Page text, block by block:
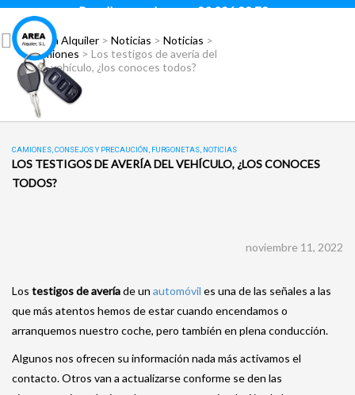
Para llamar pulsar: 93 296 88 78
Área Alquiler> Noticias > Noticias >
Camiones >Los testigos de avería del
vehículo, ¿los conoces todos?
CAMIONES CONSEJOS Y PRECAUCIÓN FURGONETAS NOTICIAS
LOS TESTIGOS DE AVERÍA DEL VEHÍCULO, ¿LOS CONOCES
TODOS?
noviembre 11, 2022
Los testigos de averíade un automóvil es una de las señales a las
que más atentos hemos de estar cuando encendamos o
arranquemos nuestro coche, pero también en plena conducción.
Algunos nos ofrecen su información nada más activamos el
contacto. Otros van a actualizarse conforme se den las